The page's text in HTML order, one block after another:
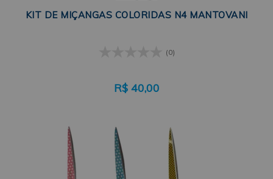
KIT DE MIÇANGAS COLORIDAS N4 MANTOVANI
(0)
R$ 40,00